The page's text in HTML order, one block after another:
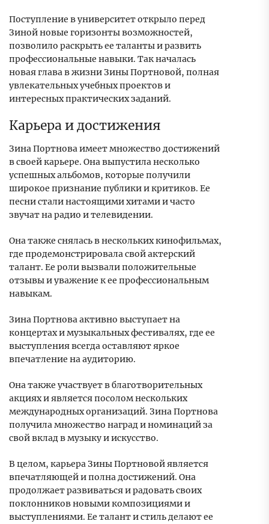
Поступление в университет открыло перед
Зиной новые горизонты возможностей,
позволило раскрыть ее таланты и развить
профессиональные навыки. Так началась
новая глава в жизни Зины Портновой, полная
увлекательных учебных проектов и
интересных практических заданий.
Карьера и достижения
Зина Портнова имеет множество достижений
в своей карьере. Она выпустила несколько
успешных альбомов, которые получили
широкое признание публики и критиков. Ее
песни стали настоящими хитами и часто
звучат на радио и телевидении.
Она также снялась в нескольких кинофильмах,
где продемонстрировала свой актерский
талант. Ее роли вызвали положительные
отзывы и уважение к ее профессиональным
навыкам.
Зина Портнова активно выступает на
концертах и музыкальных фестивалях, где ее
выступления всегда оставляют яркое
впечатление на аудиторию.
Она также участвует в благотворительных
акциях и является посолом нескольких
международных организаций. Зина Портнова
получила множество наград и номинаций за
свой вклад в музыку и искусство.
В целом, карьера Зины Портновой является
впечатляющей и полна достижений. Она
продолжает развиваться и радовать своих
поклонников новыми композициями и
выступлениями. Ее талант и стиль делают ее